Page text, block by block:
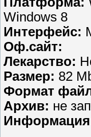
Windows 8
Интерфейс:
Оф.сайт:
Лекарство:
Размер: 82
Формат
Aрхив: не
Информация